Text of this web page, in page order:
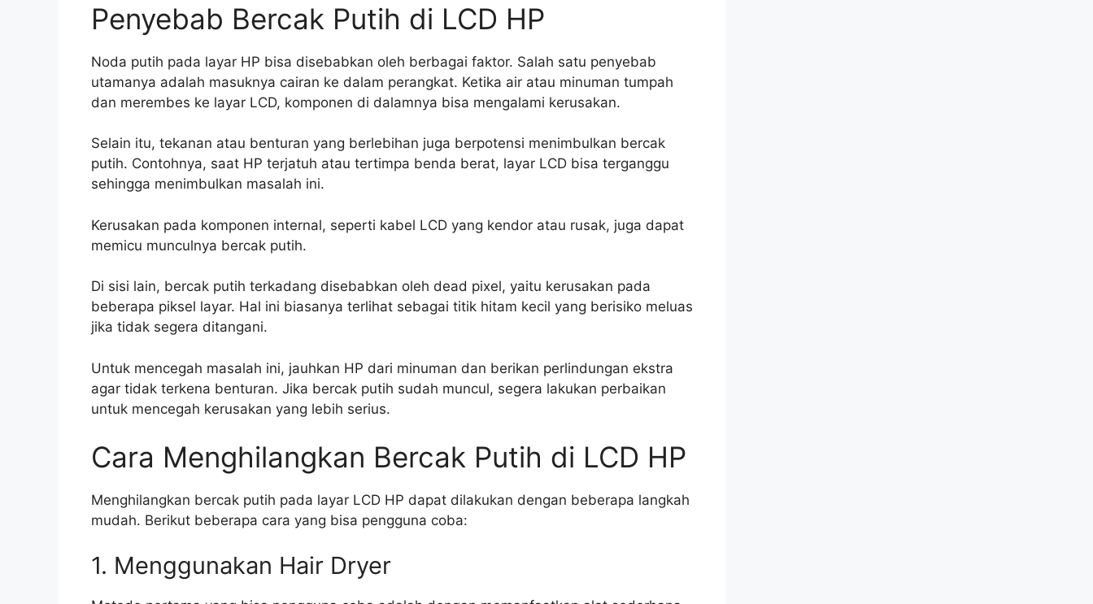
Penyebab Bercak Putih di LCD HP
Noda putih pada layar HP bisa disebabkan oleh berbagai faktor. Salah satu penyebab
utamanya adalah masuknya cairan ke dalam perangkat. Ketika air atau minuman tumpah
dan merembes ke layar LCD, komponen di dalamnya bisa mengalami kerusakan.
Selain itu, tekanan atau benturan yang berlebihan juga berpotensi menimbulkan bercak
putih. Contohnya, saat HP terjatuh atau tertimpa benda berat, layar LCD bisa terganggu
sehingga menimbulkan masalah ini.
Kerusakan pada komponen internal, seperti kabel LCD yang kendor atau rusak, juga dapat
memicu munculnya bercak putih.
Di sisi lain, bercak putih terkadang disebabkan oleh dead pixel, yaitu kerusakan pada
beberapa piksel layar. Hal ini biasanya terlihat sebagai titik hitam kecil yang berisiko meluas
jika tidak segera ditangani.
Untuk mencegah masalah ini, jauhkan HP dari minuman dan berikan perlindungan ekstra
agar tidak terkena benturan. Jika bercak putih sudah muncul, segera lakukan perbaikan
untuk mencegah kerusakan yang lebih serius.
Cara Menghilangkan Bercak Putih di LCD HP
Menghilangkan bercak putih pada layar LCD HP dapat dilakukan dengan beberapa langkah
mudah. Berikut beberapa cara yang bisa pengguna coba:
1. Menggunakan Hair Dryer